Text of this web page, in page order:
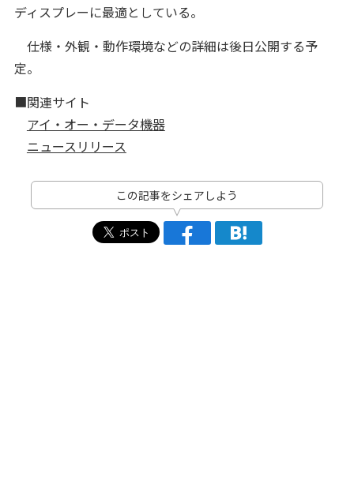
ディスプレーに最適としている。
仕様・外観・動作環境などの詳細は後日公開する予
定。
■関連サイト
アイ・オー・データ機器
ニュースリリース
この記事をシェアしよう